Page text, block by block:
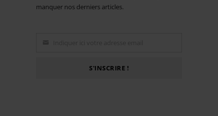
manquer nos derniers articles.
S'INSCRIRE !